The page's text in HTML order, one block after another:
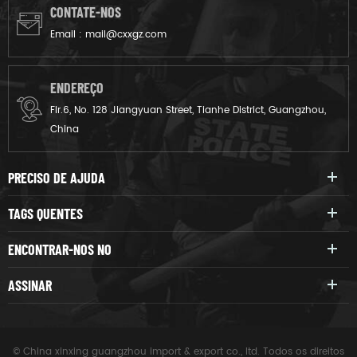
CONTATE-NOS
Email : mail@cxxgz.com
ENDEREÇO
Flr.6, No. 128 Jiangyuan Street, Tianhe District, Guangzhou,
China
PRECISO DE AJUDA
TAGS QUENTES
ENCONTRAR-NOS NO
ASSINAR
© China xinxing guangzhou import & export co., ltd. Todos os direitos